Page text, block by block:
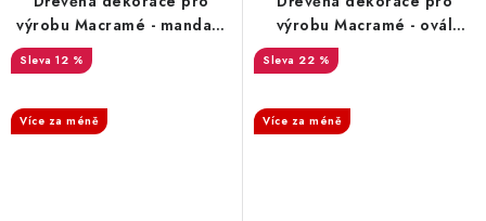
výrobu Macramé - mandala
12 %
Více za méně
výrobu Macramé - ovál
20x15 cm
22 %
Více za méně